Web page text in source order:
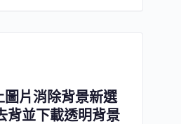
片消除背景新選
背並下載透明背景